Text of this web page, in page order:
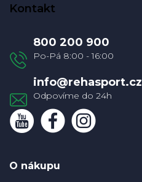
Kontakt
info@rehasport.cz
800 200 900
O nákupu